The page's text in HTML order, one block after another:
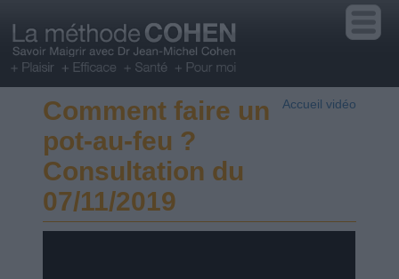
Accueil vidéo
Comment faire un
pot-au-feu ?
Consultation du
07/11/2019